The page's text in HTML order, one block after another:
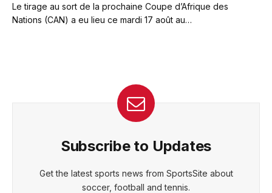
Le tirage au sort de la prochaine Coupe d’Afrique des
Nations (CAN) a eu lieu ce mardi 17 août au…
Subscribe to Updates
Get the latest sports news from SportsSite about
soccer, football and tennis.